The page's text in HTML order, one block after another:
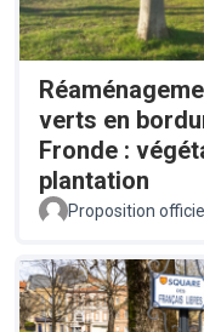
verts en
Fronde :
plantation
Proposition